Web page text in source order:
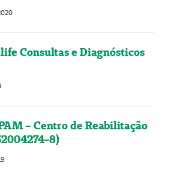
Consultas e Diagnósticos
– Centro de Reabilitação
8)